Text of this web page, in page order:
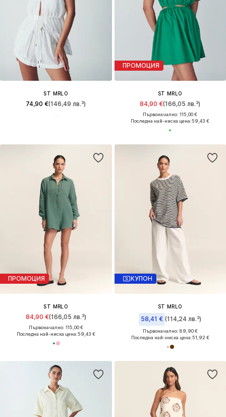
ST MRLO
74,90 €(146,49 лв.³)
ПРОМОЦИЯ
ST MRLO
84,90 €(166,05 лв.³)
Първоначално: 115,00 €
Последна най-ниска цена:59,43 €
ПРОМОЦИЯ
ST MRLO
84,90 €(166,05 лв.³)
Първоначално: 115,00 €
Последна най-ниска цена:59,43 €
КУПОН
ST MRLO
58,41 € (114,24 лв.³)
Първоначално: 89,90 €
Последна най-ниска цена:51,92 €